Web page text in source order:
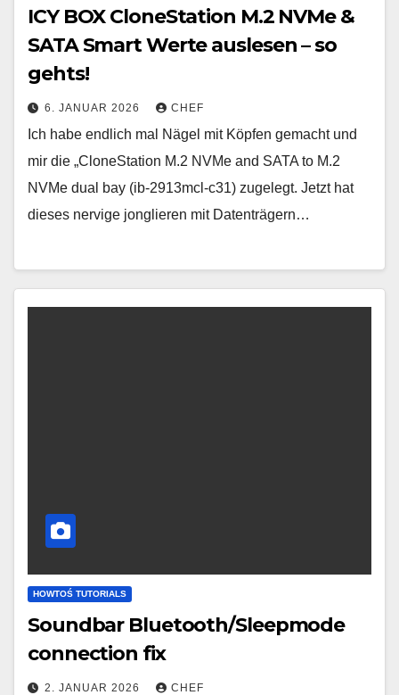
ICY BOX CloneStation M.2 NVMe &
SATA Smart Werte auslesen – so
gehts!
6. JANUAR 2026 CHEF
Ich habe endlich mal Nägel mit Köpfen gemacht und
mir die „CloneStation M.2 NVMe and SATA to M.2
NVMe dual bay (ib-2913mcl-c31) zugelegt. Jetzt hat
dieses nervige jonglieren mit Datenträgern…
HOWTOŚ TUTORIALS
Soundbar Bluetooth/Sleepmode
connection fix
2. JANUAR 2026 CHEF